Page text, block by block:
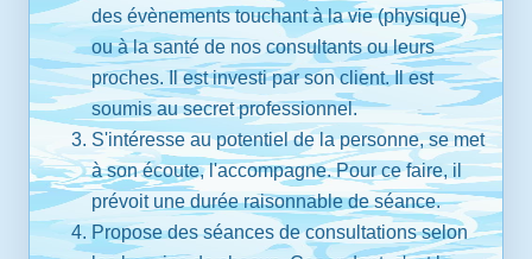
des évènements touchant à la vie (physique)
ou à la santé de nos consultants ou leurs
proches. Il est investi par son client. Il est
soumis au secret professionnel.
S'intéresse au potentiel de la personne, se met
à son écoute, l'accompagne. Pour ce faire, il
prévoit une durée raisonnable de séance.
Propose des séances de consultations selon